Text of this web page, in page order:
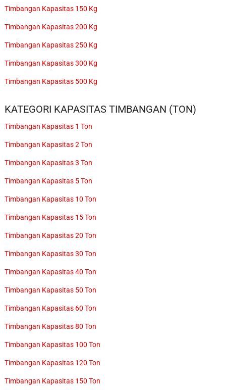
Timbangan Kapasitas 150 Kg
Timbangan Kapasitas 200 Kg
Timbangan Kapasitas 250 Kg
Timbangan Kapasitas 300 Kg
Timbangan Kapasitas 500 Kg
KATEGORI KAPASITAS TIMBANGAN (TON)
Timbangan Kapasitas 1 Ton
Timbangan Kapasitas 2 Ton
Timbangan Kapasitas 3 Ton
Timbangan Kapasitas 5 Ton
Timbangan Kapasitas 10 Ton
Timbangan Kapasitas 15 Ton
Timbangan Kapasitas 20 Ton
Timbangan Kapasitas 30 Ton
Timbangan Kapasitas 40 Ton
Timbangan Kapasitas 50 Ton
Timbangan Kapasitas 60 Ton
Timbangan Kapasitas 80 Ton
Timbangan Kapasitas 100 Ton
Timbangan Kapasitas 120 Ton
Timbangan Kapasitas 150 Ton